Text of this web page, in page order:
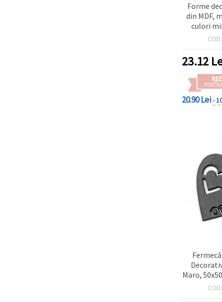
Forme
din MDF,
culori
27~32
COD:
23.12
20.90 Lei-
Maro,
2 –COD: